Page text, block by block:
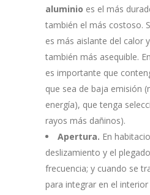
aluminio es el más
también el más costoso.
es más aislante del calor
también más asequible.
es importante que
que sea de baja emisión
energía), que tenga
rayos más dañinos).
Apertura. En
deslizamiento y el
frecuencia; y cuando se
para integrar en el